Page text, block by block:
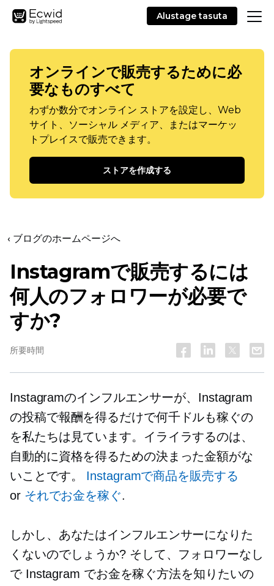
Alustage tasuta
オンラインで販売するために必
要なものすべて
わずか数分でオンライン ストアを設定し、Web
サイト、ソーシャル メディア、またはマーケッ
トプレイスで販売できます。
ストアを作成する
‹ ブログのホームページへ
Instagramで販売するには
何人のフォロワーが必要で
すか?
所要時間
Instagramのインフルエンサーが、Instagram
の投稿で報酬を得るだけで何千ドルも稼ぐの
を私たちは見ています。イライラするのは、
自動的に資格を得るための決まった金額がな
いことです。 Instagramで商品を販売する
or それでお金を稼ぐ.
しかし、あなたはインフルエンサーになりた
くないのでしょうか? そして、フォロワーなし
で Instagram でお金を稼ぐ方法を知りたいの